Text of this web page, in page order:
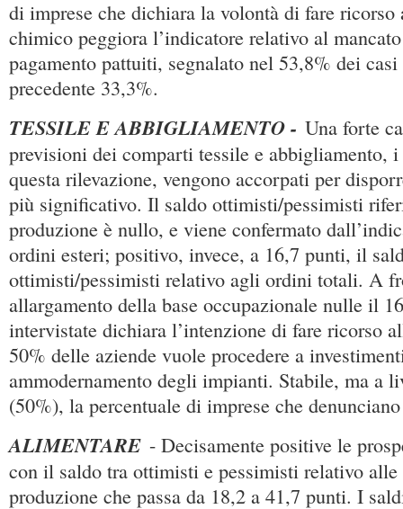
di imprese che dichiara la volontà di fare
chimico peggiora l’indicatore relativo al
pagamento pattuiti, segnalato nel 53,8% dei
precedente 33,3%.
TESSILE E ABBIGLIAMENTO - Una forte
previsioni dei comparti tessile e abbigliamento,
questa rilevazione, vengono accorpati per
più significativo. Il saldo ottimisti/pessimisti
produzione è nullo, e viene confermato
ordini esteri; positivo, invece, a 16,7 punti, il
ottimisti/pessimisti relativo agli ordini totali. A
allargamento della base occupazionale nulle il
intervistate dichiara l’intenzione di fare ricorso
50% delle aziende vuole procedere a
ammodernamento degli impianti. Stabile, ma a
(50%), la percentuale di imprese che
ALIMENTARE - Decisamente positive le
con il saldo tra ottimisti e pessimisti relativo alle
produzione che passa da 18,2 a 41,7 punti. I